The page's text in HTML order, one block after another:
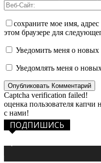
сохраните мое имя,
этом браузере для
Уведомить меня о новых
Уведомлять меня о
Captcha verification failed!
оценка пользователя капчи
с нами!
ПОДПИШИСЬ